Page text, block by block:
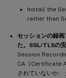
Install the
rather than
セッションの録
た。SSL/TLSの
Session
CA（Certificate
されていないか